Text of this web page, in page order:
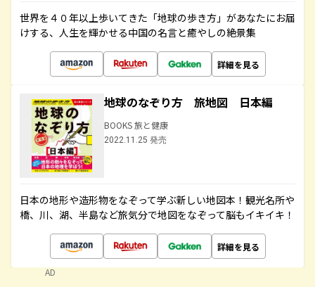
世界を４０年以上歩いてきた「地球の歩き方」があなたにお届
けする、人生を輝かせる中国の名言と癒やしの絶景集
詳細を見る
地球のなぞり方 旅地図 日本編
BOOKS 旅と健康
2022.11.25 発売
日本の地形や造形物をなぞって学ぶ新しい地図本！観光名所や
橋、川、湖、半島など旅気分で地図をなぞって脳もイキイキ！
詳細を見る
AD